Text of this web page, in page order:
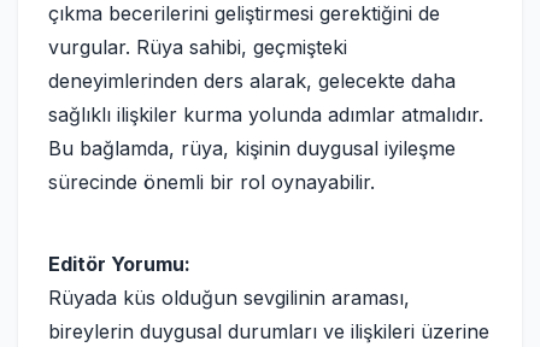
çıkma becerilerini geliştirmesi gerektiğini de
vurgular. Rüya sahibi, geçmişteki
deneyimlerinden ders alarak, gelecekte daha
sağlıklı ilişkiler kurma yolunda adımlar atmalıdır.
Bu bağlamda, rüya, kişinin duygusal iyileşme
sürecinde önemli bir rol oynayabilir.
Editör Yorumu:
Rüyada küs olduğun sevgilinin araması,
bireylerin duygusal durumları ve ilişkileri üzerine